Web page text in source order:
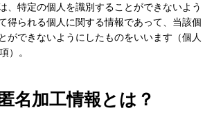
、特定の個人を識別することができないよう
得られる個人に関する情報であって、当該個
ができないようにしたものをいいます（個人
）。
名加工情報とは？